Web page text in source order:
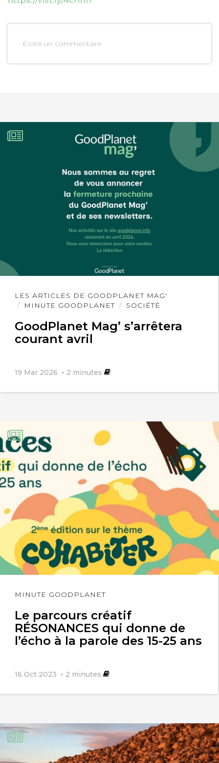
Ecrire un commentaire
LES ARTICLES DE GOODPLANET MAG'
MINUTE GOODPLANET
SOCIÉTÉ
GoodPlanet Mag’ s’arrêtera
courant avril
19 Mar 2026 2 minutes
Lire
l'article
MINUTE GOODPLANET
Le parcours créatif
RÉSONANCES qui donne de
l’écho à la parole des 15-25 ans
16 Oct 2023 2 minutes
Lire